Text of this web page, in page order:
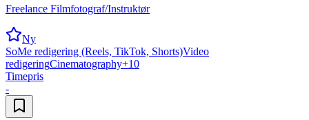
Freelance Filmfotograf/Instruktør
Ny
SoMe redigering (Reels, TikTok, Shorts)Video
redigeringCinematography+10
Timepris
-